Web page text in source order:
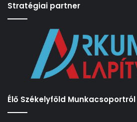
Stratégiai partner
Élő Székelyföld Munkacsoportról